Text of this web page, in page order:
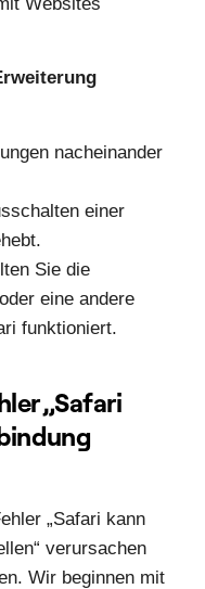
nacheinander
einer
Sie die
eine andere
funktioniert.
„Safari
„Safari kann
verursachen
Wir beginnen mit